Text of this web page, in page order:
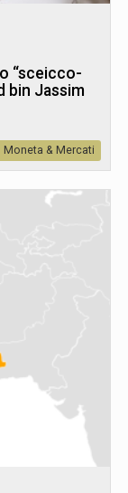
“sceicco-
bin Jassim
Moneta & Mercati